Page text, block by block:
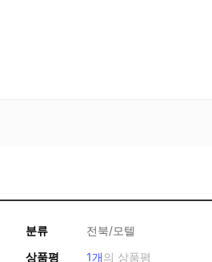
분류
전북/모텔
상품평
1개의 상품평